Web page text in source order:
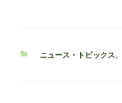
カ
ニュース・トピックス、